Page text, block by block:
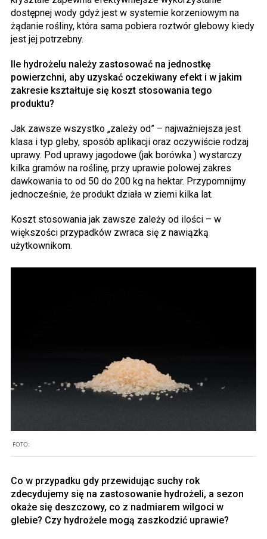
dostępnej wody gdyż jest w systemie korzeniowym na
żądanie rośliny, która sama pobiera roztwór glebowy kiedy
jest jej potrzebny.
Ile hydrożelu należy zastosować na jednostkę
powierzchni, aby uzyskać oczekiwany efekt i w jakim
zakresie kształtuje się koszt stosowania tego
produktu?
Jak zawsze wszystko „zależy od” – najważniejsza jest
klasa i typ gleby, sposób aplikacji oraz oczywiście rodzaj
uprawy. Pod uprawy jagodowe (jak borówka ) wystarczy
kilka gramów na roślinę, przy uprawie polowej zakres
dawkowania to od 50 do 200 kg na hektar. Przypomnijmy
jednocześnie, że produkt działa w ziemi kilka lat.
Koszt stosowania jak zawsze zależy od ilości – w
większości przypadków zwraca się z nawiązką
użytkownikom.
FOTO:
Co w przypadku gdy przewidując suchy rok
zdecydujemy się na zastosowanie hydrożeli, a sezon
okaże się deszczowy, co z nadmiarem wilgoci w
glebie? Czy hydrożele mogą zaszkodzić uprawie?